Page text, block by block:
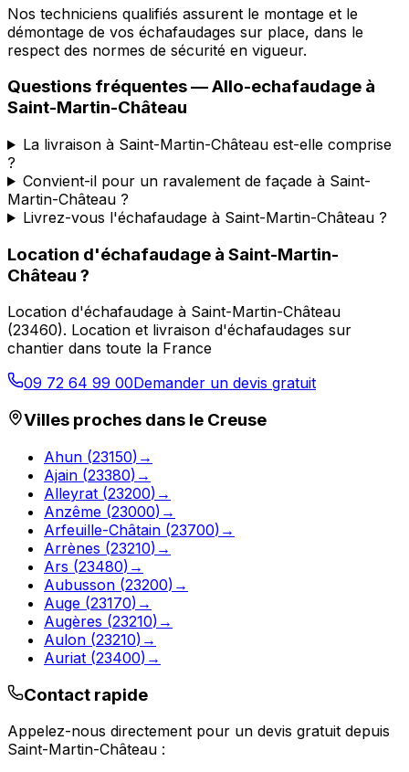
Nos techniciens qualifiés assurent le montage et le
démontage de vos échafaudages sur place, dans le
respect des normes de sécurité en vigueur.
Questions fréquentes —Allo-echafaudage à
Saint-Martin-Château
La livraison à Saint-Martin-Château est-elle comprise
?
Convient-il pour un ravalement de façade à Saint-
Martin-Château ?
Livrez-vous l'échafaudage à Saint-Martin-Château ?
Location d'échafaudage à Saint-Martin-
Château ?
Location d'échafaudage à Saint-Martin-Château
(23460). Location et livraison d'échafaudages sur
chantier dans toute la France
09 72 64 99 00Demander un devis gratuit
Villes proches dans le Creuse
Ahun (23150) →
Ajain (23380) →
Alleyrat (23200) →
Anzême (23000) →
Arfeuille-Châtain (23700) →
Arrènes (23210) →
Ars (23480) →
Aubusson (23200) →
Auge (23170) →
Augères (23210) →
Aulon (23210) →
Auriat (23400) →
Contact rapide
Appelez-nous directement pour un devis gratuit depuis
Saint-Martin-Château :